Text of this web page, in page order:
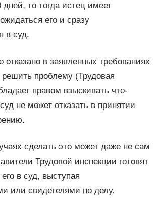
дней, то тогда истец имеет
его и сразу
в суд.
в заявленных требованиях
проблему (Трудовая
правом взыскивать что-
не может отказать в принятии
сделать это может даже не сам
Трудовой инспекции готовят
в суд, выступая
или свидетелями по делу.